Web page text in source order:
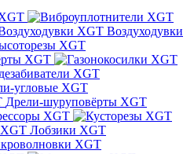
Воздуходувки
XGT
XGT
угловые XGT
Дрели-шуруповёрты XGT
XGT
Лобзики XGT
XGT